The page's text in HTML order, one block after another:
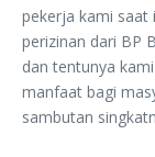
pekerja kami saat
perizinan dari BP
dan tentunya
manfaat bagi
sambutan